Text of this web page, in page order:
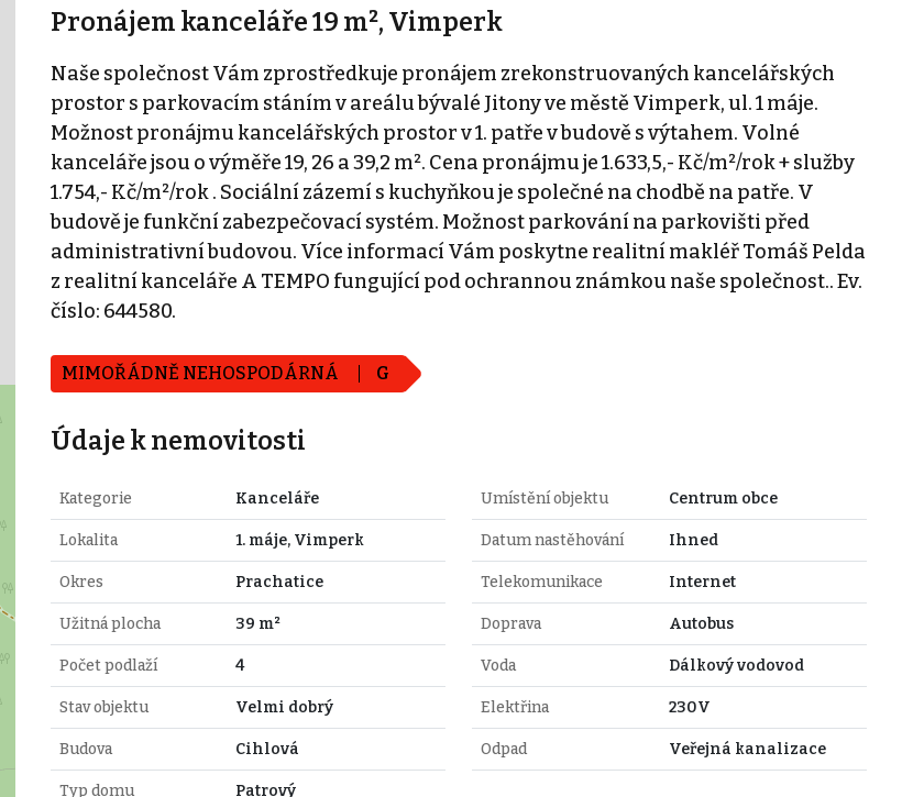
Pronájem kanceláře 19 m², Vimperk
Naše společnost Vám zprostředkuje pronájem zrekonstruovaných kancelářských
prostor s parkovacím stáním v areálu bývalé Jitony ve městě Vimperk, ul. 1 máje.
Možnost pronájmu kancelářských prostor v 1. patře v budově s výtahem. Volné
kanceláře jsou o výměře 19, 26 a 39,2 m². Cena pronájmu je 1.633,5,- Kč/m²/rok + služby
1.754,- Kč/m²/rok . Sociální zázemí s kuchyňkou je společné na chodbě na patře. V
budově je funkční zabezpečovací systém. Možnost parkování na parkovišti před
administrativní budovou. Více informací Vám poskytne realitní makléř Tomáš Pelda
z realitní kanceláře A TEMPO fungující pod ochrannou známkou naše společnost.. Ev.
číslo: 644580.
MIMOŘÁDNĚ NEHOSPODÁRNÁ G
Údaje k nemovitosti
Kategorie Kanceláře
Lokalita 1. máje, Vimperk
Okres Prachatice
Užitná plocha 39 m²
Počet podlaží 4
Stav objektu Velmi dobrý
Budova Cihlová
Typ domu Patrový
Umístění objektu Centrum obce
Datum nastěhování Ihned
Telekomunikace Internet
Doprava Autobus
Voda Dálkový vodovod
Elektřina 230V
Odpad Veřejná kanalizace